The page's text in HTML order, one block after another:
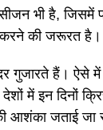
भी है, जिसमें
करने की जरूरत है।
गुजारते हैं। ऐसे
में इन दिनों
आशंका जताई जा